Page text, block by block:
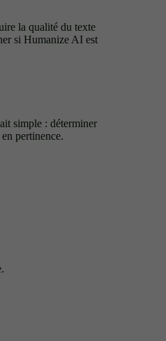
la qualité du texte
si Humanize AI est
simple : déterminer
pertinence.